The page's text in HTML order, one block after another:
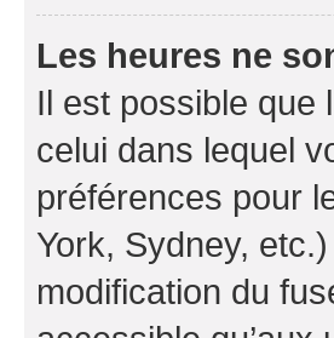
Les heures ne
Il est possible que
celui dans lequel
préférences pour
York, Sydney,
modification du